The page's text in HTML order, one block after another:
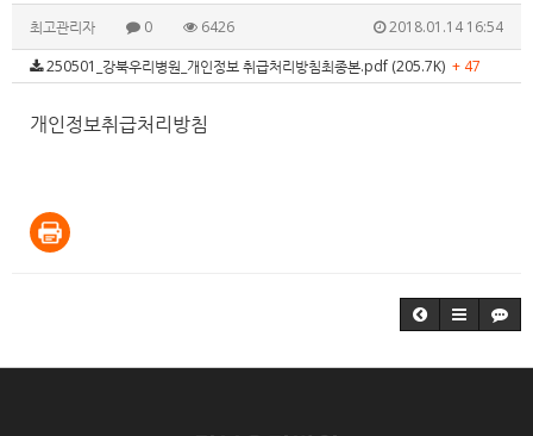
최고관리자 0 6426
2018.01.14 16:54
250501_강북우리병원_개인정보 취급처리방침최종본.pdf (205.7K) + 47
개인정보취급처리방침